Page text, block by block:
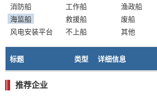
消防船
工作船
渔政船
海监船
救援船
废船
风电安装平台
不上船 其他
标题 类型 详细信息
推荐企业